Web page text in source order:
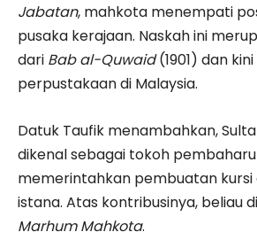
Jabatan, mahkota menempati
pusaka kerajaan. Naskah ini
dari Bab al-Quwaid(1901) dan
perpustakaan di Malaysia.
Datuk Taufik menambahkan,
dikenal sebagai tokoh
memerintahkan pembuatan kursi
istana. Atas kontribusinya, beliau
Marhum Mahkota.